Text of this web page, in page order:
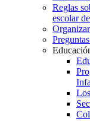
Reglas
escolar